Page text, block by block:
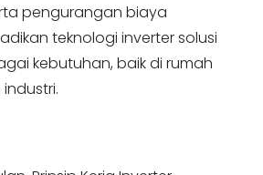
pengurangan biaya
teknologi inverter solusi
kebutuhan, baik di rumah